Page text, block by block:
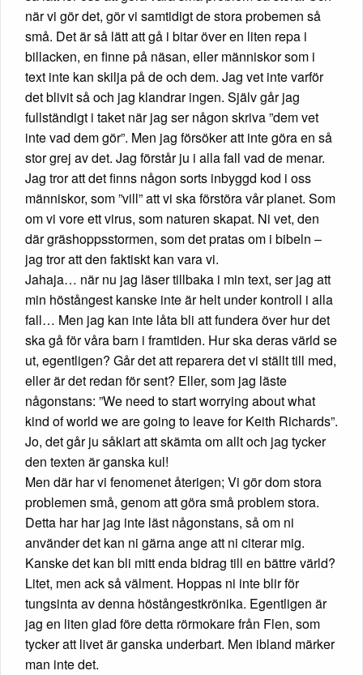
när vi gör det, gör vi samtidigt de stora probemen så
små. Det är så lätt att gå i bitar över en liten repa i
billacken, en finne på näsan, eller människor som i
text inte kan skilja på de och dem. Jag vet inte varför
det blivit så och jag klandrar ingen. Själv går jag
fullständigt i taket när jag ser någon skriva ”dem vet
inte vad dem gör”. Men jag försöker att inte göra en så
stor grej av det. Jag förstår ju i alla fall vad de menar.
Jag tror att det finns någon sorts inbyggd kod i oss
människor, som ”vill” att vi ska förstöra vår planet. Som
om vi vore ett virus, som naturen skapat. Ni vet, den
där gräshoppsstormen, som det pratas om i bibeln –
jag tror att den faktiskt kan vara vi.
Jahaja… när nu jag läser tillbaka i min text, ser jag att
min höstångest kanske inte är helt under kontroll i alla
fall… Men jag kan inte låta bli att fundera över hur det
ska gå för våra barn i framtiden. Hur ska deras värld se
ut, egentligen? Går det att reparera det vi ställt till med,
eller är det redan för sent? Eller, som jag läste
någonstans: ”We need to start worrying about what
kind of world we are going to leave for Keith Richards”.
Jo, det går ju såklart att skämta om allt och jag tycker
den texten är ganska kul!
Men där har vi fenomenet återigen; Vi gör dom stora
problemen små, genom att göra små problem stora.
Detta har har jag inte läst någonstans, så om ni
använder det kan ni gärna ange att ni citerar mig.
Kanske det kan bli mitt enda bidrag till en bättre värld?
Litet, men ack så välment. Hoppas ni inte blir för
tungsinta av denna höstångestkrönika. Egentligen är
jag en liten glad före detta rörmokare från Flen, som
tycker att livet är ganska underbart. Men ibland märker
man inte det.